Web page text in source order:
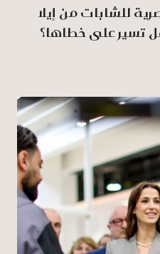
للشابات من إيلا
تسير على خطاها؟